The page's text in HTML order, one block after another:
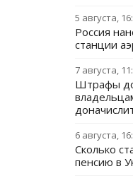
5 августа,
Россия
станции
7 августа,
Штрафы до
6 августа,
Сколько
пенсию в